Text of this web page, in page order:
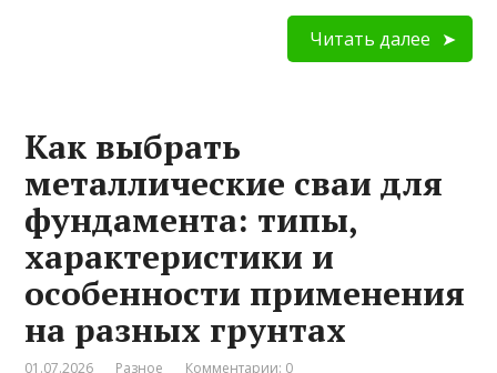
Читать далее
Как выбрать
металлические сваи для
фундамента: типы,
характеристики и
особенности применения
на разных грунтах
01.07.2026 Разное Комментарии: 0